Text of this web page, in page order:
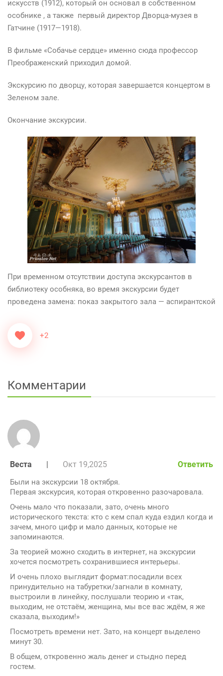
искусств (1912), который он основал в собственном
особнике , а также первый директор Дворца-музея в
Гатчине (1917—1918).
В фильме «Собачье сердце» именно сюда профессор
Преображенский приходил домой.
Экскурсию по дворцу, которая завершается концертом в
Зеленом зале.
Окончание экскурсии.
При временном отсутствии доступа экскурсантов в
библиотеку особняка, во время экскурсии будет
проведена замена: показ закрытого зала — аспирантской
+2
Комментарии
Веста | Окт 19,2025 Ответить
Были на экскурсии 18 октября.
Первая экскурсия, которая откровенно разочаровала.
Очень мало что показали, зато, очень много
исторического текста: кто с кем спал куда ездил когда и
зачем, много цифр и мало данных, которые не
запоминаются.
За теорией можно сходить в интернет, на экскурсии
хочется посмотреть сохранившиеся интерьеры.
И очень плохо выглядит формат:посадили всех
принудительно на табуретки/загнали в комнату,
выстроили в линейку, послушали теорию и «так,
выходим, не отстаём, женщина, мы все вас ждём, я же
сказала, выходим!»
Посмотреть времени нет. Зато, на концерт выделено
минут 30.
В общем, откровенно жаль денег и стыдно перед
гостем.